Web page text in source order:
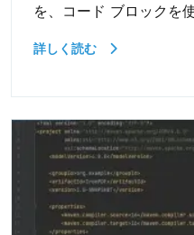
を、コード ブロックを
詳しく読む